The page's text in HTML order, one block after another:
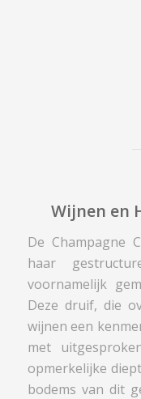
Wijnen en
De Champagne
haar
voornamelijk
Deze druif, die
wijnen een
met
opmerkelijke
bodems van dit